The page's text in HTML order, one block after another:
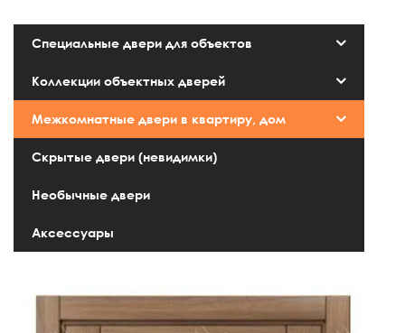
Специальные двери для объектов
Коллекции объектных дверей
Межкомнатные двери в квартиру, дом
Скрытые двери (невидимки)
Необычные двери
Аксессуары